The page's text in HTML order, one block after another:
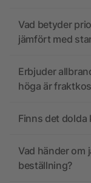
Vad betyder
jämfört med
Erbjuder
höga är
Finns det dolda
Vad händer om
beställning?